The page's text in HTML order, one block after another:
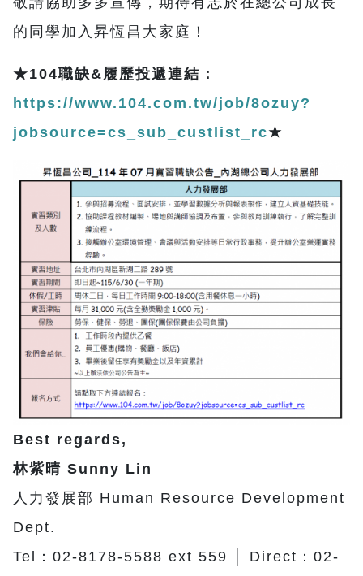
的同學加入昇恆昌大家庭！
★104職缺&履歷投遞連結：
https://www.104.com.tw/job/8ozuy?
jobsource=cs_sub_custlist_rc★
Best regards,
林紫晴 Sunny Lin
人力發展部 Human Resource Development
Dept.
Tel：02-8178-5588 ext 559 │ Direct：02-